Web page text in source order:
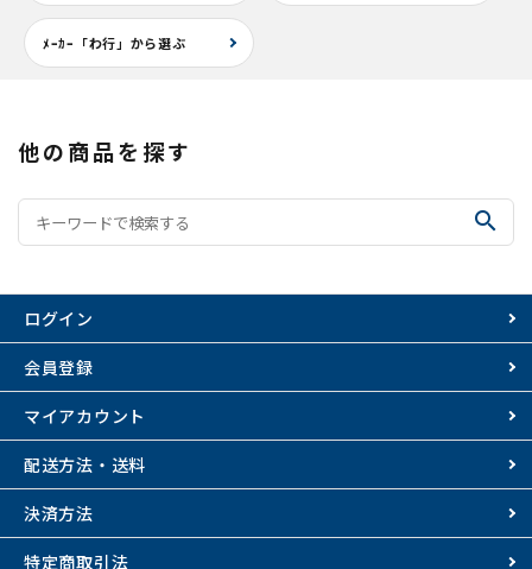
ﾒｰｶｰ「わ行」から選ぶ
他の商品を探す
search
ログイン
会員登録
マイアカウント
配送方法・送料
決済方法
特定商取引法